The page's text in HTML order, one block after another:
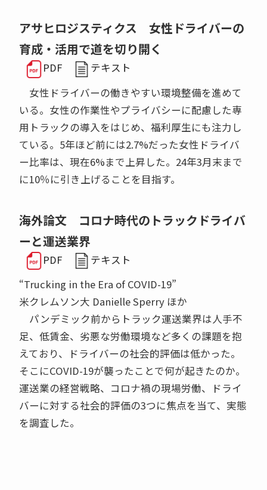
アサヒロジスティクス 女性ドライバーの
育成・活用で道を切り開く
PDF
テキスト
女性ドライバーの働きやすい環境整備を進めて
いる。女性の作業性やプライバシーに配慮した専
用トラックの導入をはじめ、福利厚生にも注力し
ている。5年ほど前には2.7%だった女性ドライバ
ー比率は、現在6%まで上昇した。24年3月末まで
に10％に引き上げることを目指す。
海外論文 コロナ時代のトラックドライバ
ーと運送業界
PDF
テキスト
“Trucking in the Era of COVID-19”
米クレムソン大 Danielle Sperry ほか
パンデミック前からトラック運送業界は人手不
足、低賃金、劣悪な労働環境など多くの課題を抱
えており、ドライバーの社会的評価は低かった。
そこにCOVID-19が襲ったことで何が起きたのか。
運送業の経営戦略、コロナ禍の現場労働、ドライ
バーに対する社会的評価の3つに焦点を当て、実態
を調査した。